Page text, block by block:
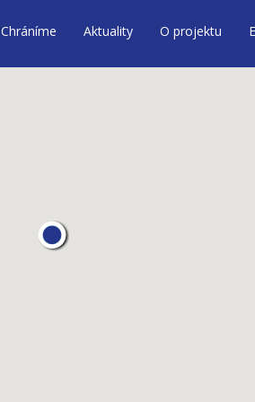
Chráníme Aktuality O projektu